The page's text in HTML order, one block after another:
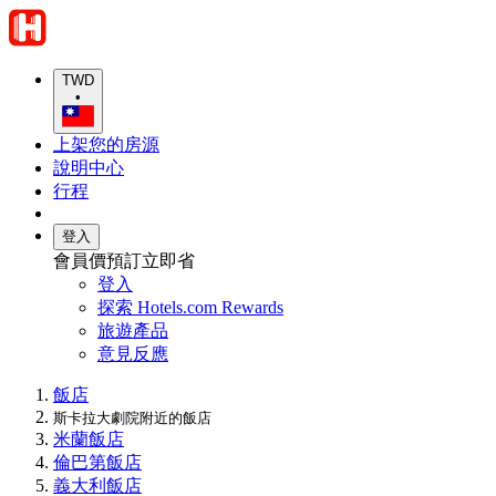
TWD
•
上架您的房源
說明中心
行程
登入
會員價預訂立即省
登入
探索 Hotels.com Rewards
旅遊產品
意見反應
飯店
斯卡拉大劇院附近的飯店
米蘭飯店
倫巴第飯店
義大利飯店